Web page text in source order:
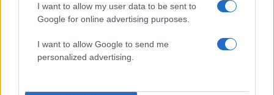
I want to allow my user data to be sent to
Google for online advertising purposes.
I want to allow Google to send me
personalized advertising.
Σχόλια